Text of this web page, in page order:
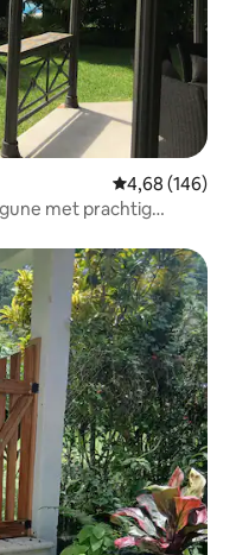
Gemiddelde
4,68 (146)
met prachtig